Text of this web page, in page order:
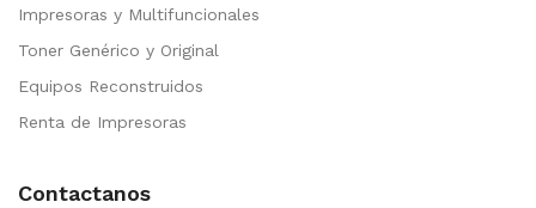
Impresoras y Multifuncionales
Toner Genérico y Original
Equipos Reconstruidos
Renta de Impresoras
Contactanos